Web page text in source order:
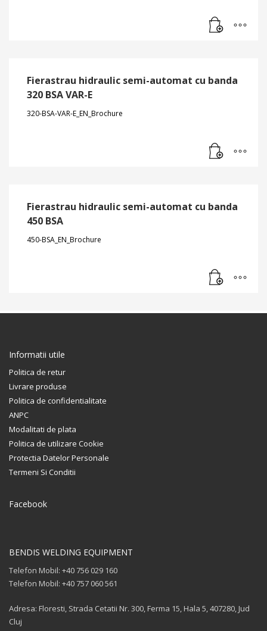
Fierastrau hidraulic semi-automat cu banda
320 BSA VAR-E
320-BSA-VAR-E_EN_Brochure
Fierastrau hidraulic semi-automat cu banda
450 BSA
450-BSA_EN_Brochure
Informatii utile
Politica de retur
Livrare produse
Politica de confidentialitate
ANPC
Modalitati de plata
Politica de utilizare Cookie
Protectia Datelor Personale
Termeni Si Conditii
Facebook
BENDIS WELDING EQUIPMENT
Telefon Mobil: +40 756 029 160
Telefon Mobil: +40 757 060 561
Adresa: Floresti, Strada Cetatii Nr. 300, Ferma 15, Hala 5, 407280, Jud
Cluj